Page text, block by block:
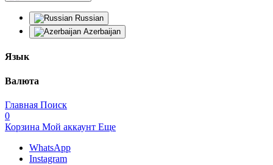
Russian
Azerbaijan
Язык
Валюта
Главная Поиск
0
Корзина Мой аккаунт Еще
WhatsApp
Instagram